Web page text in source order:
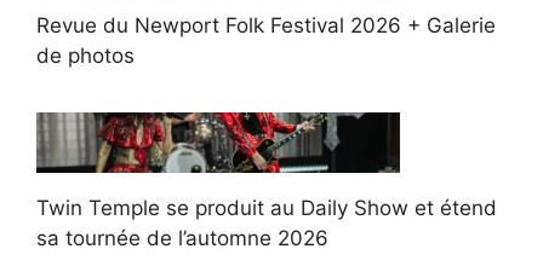
Revue du Newport Folk Festival 2026 + Galerie
de photos
Twin Temple se produit au Daily Show et étend
sa tournée de l’automne 2026